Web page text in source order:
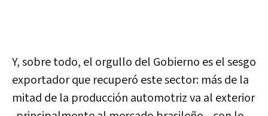
Y, sobre todo, el orgullo del Gobierno es el sesgo
exportador que recuperó este sector: más de la
mitad de la producción automotriz va al exterior